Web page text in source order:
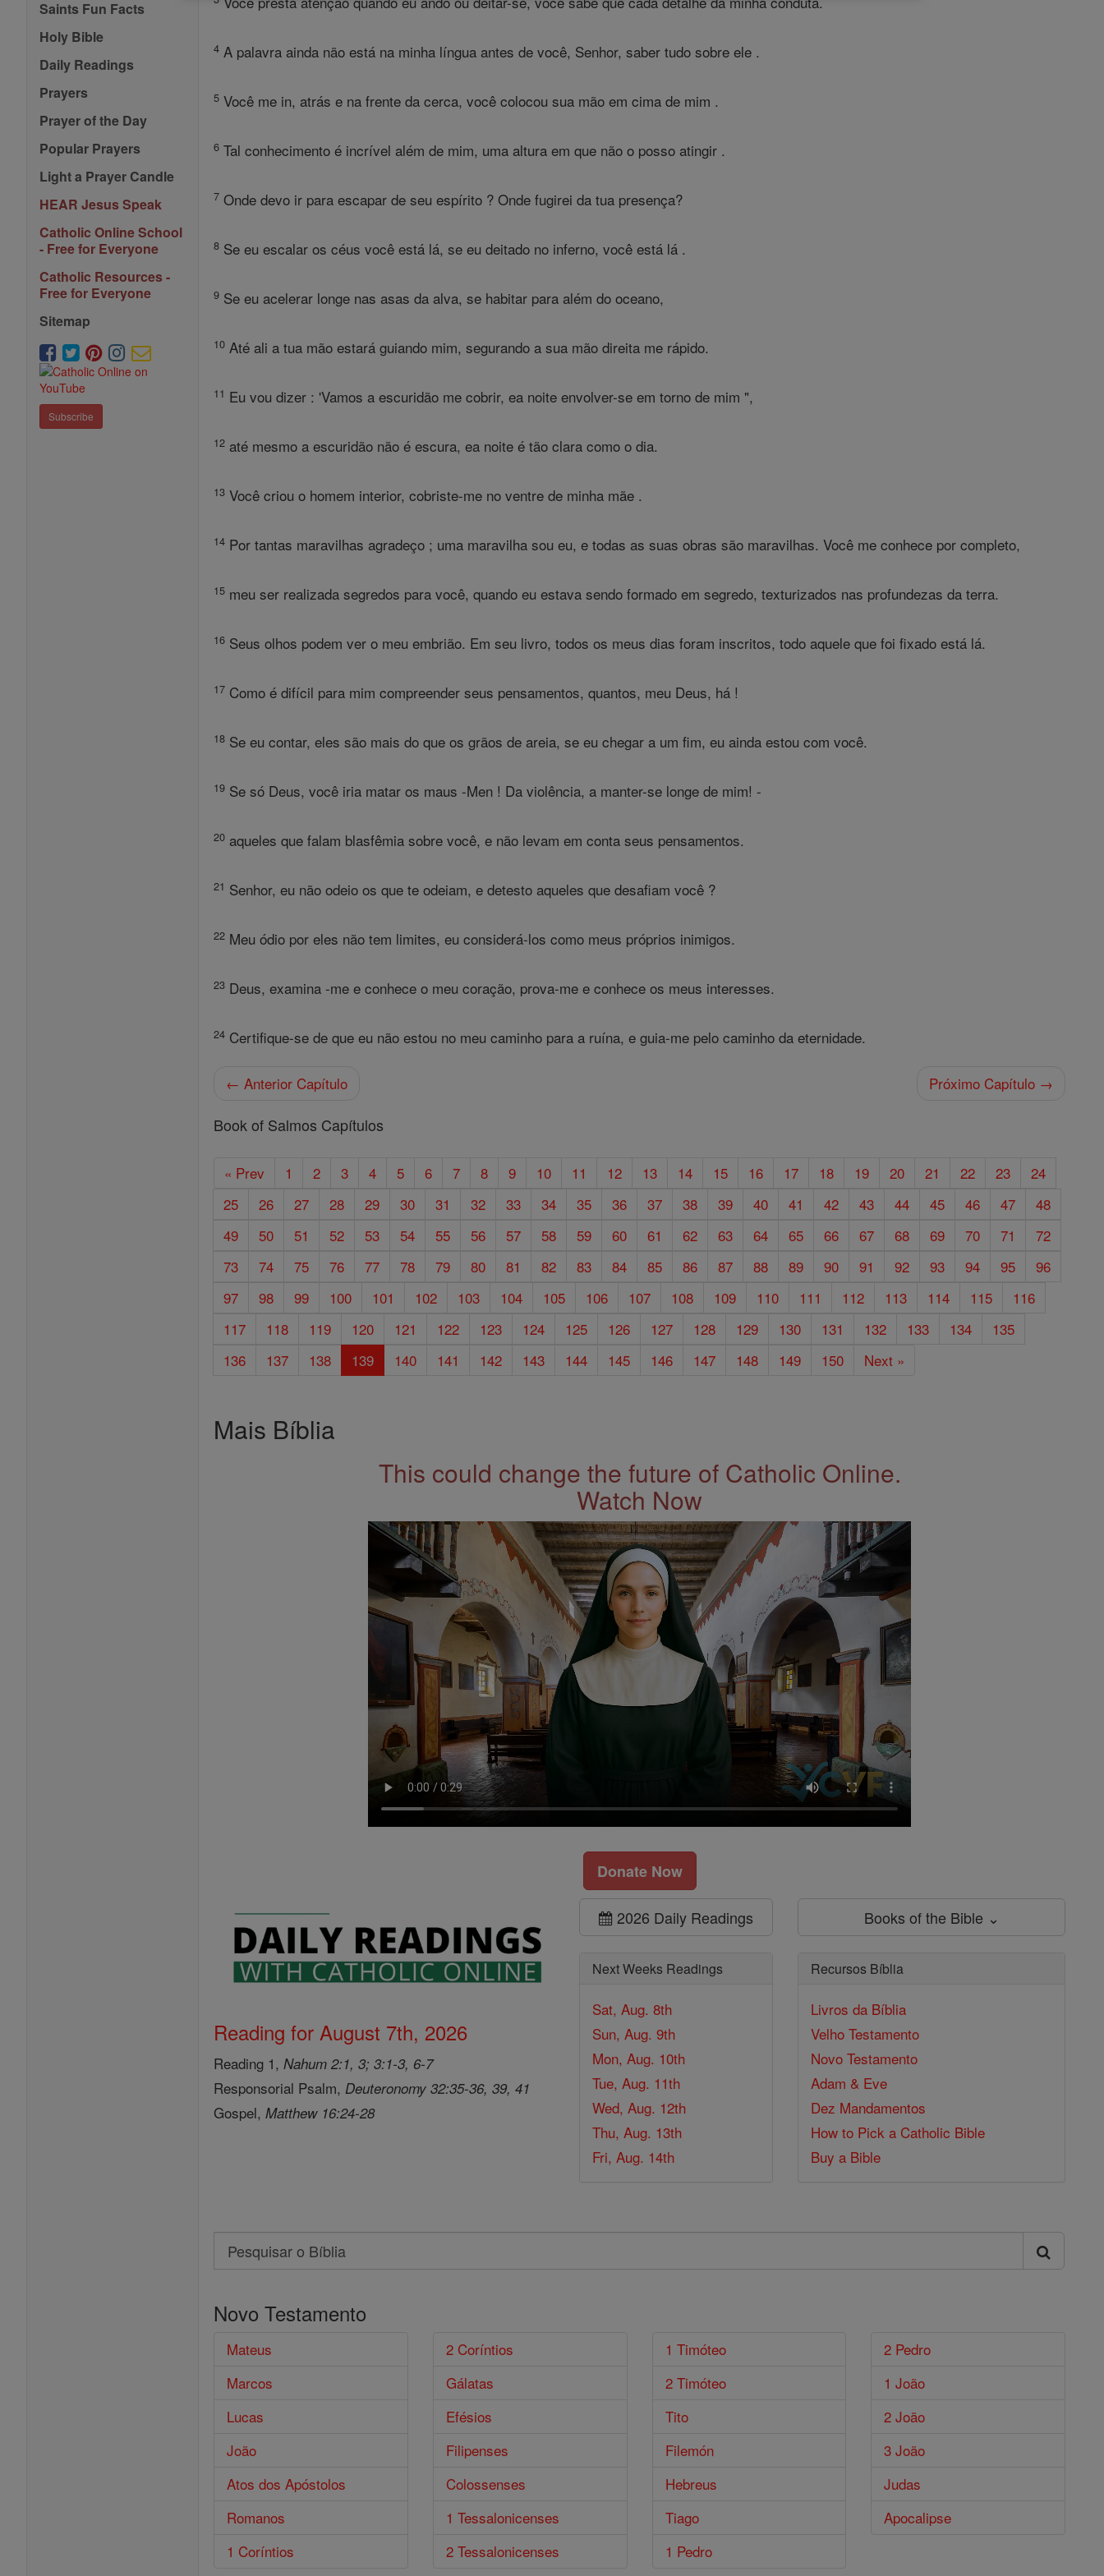
Saints Fun Facts
Holy Bible
Daily Readings
Prayers
Prayer of the Day
Popular Prayers
Light a Prayer Candle
HEAR Jesus Speak
Catholic Online School
- Free for Everyone
Catholic Resources -
Free for Everyone
Sitemap
Subscribe
4 A palavra ainda não está na minha língua antes de você, Senhor, saber tudo sobre ele .
5 Você me in, atrás e na frente da cerca, você colocou sua mão em cima de mim .
6 Tal conhecimento é incrível além de mim, uma altura em que não o posso atingir .
7 Onde devo ir para escapar de seu espírito ? Onde fugirei da tua presença?
8 Se eu escalar os céus você está lá, se eu deitado no inferno, você está lá .
9 Se eu acelerar longe nas asas da alva, se habitar para além do oceano,
10 Até ali a tua mão estará guiando mim, segurando a sua mão direita me rápido.
11 Eu vou dizer : 'Vamos a escuridão me cobrir, ea noite envolver-se em torno de mim ",
12 até mesmo a escuridão não é escura, ea noite é tão clara como o dia.
13 Você criou o homem interior, cobriste-me no ventre de minha mãe .
14 Por tantas maravilhas agradeço ; uma maravilha sou eu, e todas as suas obras são maravilhas. Você me conhece por completo,
15 meu ser realizada segredos para você, quando eu estava sendo formado em segredo, texturizados nas profundezas da terra.
16 Seus olhos podem ver o meu embrião. Em seu livro, todos os meus dias foram inscritos, todo aquele que foi fixado está lá.
17 Como é difícil para mim compreender seus pensamentos, quantos, meu Deus, há !
18 Se eu contar, eles são mais do que os grãos de areia, se eu chegar a um fim, eu ainda estou com você.
19 Se só Deus, você iria matar os maus -Men ! Da violência, a manter-se longe de mim! -
20 aqueles que falam blasfêmia sobre você, e não levam em conta seus pensamentos.
21 Senhor, eu não odeio os que te odeiam, e detesto aqueles que desafiam você ?
22 Meu ódio por eles não tem limites, eu considerá-los como meus próprios inimigos.
23 Deus, examina -me e conhece o meu coração, prova-me e conhece os meus interesses.
24 Certifique-se de que eu não estou no meu caminho para a ruína, e guia-me pelo caminho da eternidade.
← Anterior Capítulo Próximo Capítulo →
Book of Salmos Capítulos
« Prev 1 2 3 4 5 6 7 8 9 10 11 12 13 14 15 16 17 18 19 20 21 22 23
24
25
26 27 28 29 30 31 32 33 34 35 36 37 38 39 40 41 42 43 44 45 46 47
48
49
50 51 52 53 54 55 56 57 58 59 60 61 62 63 64 65 66 67 68 69 70 71
72
73
74 75 76 77 78 79 80 81 82 83 84 85 86 87 88 89 90 91 92 93 94 95
96
97
98 99 100 101 102 103 104 105 106 107 108 109 110 111 112 113 114 115
116
117
118 119 120 121 122 123 124 125 126 127 128 129 130 131 132 133 134
135
136
137 138 139 140 141 142 143 144 145 146 147 148 149 150 Next »
Mais Bíblia
This could change the future of Catholic Online.
Watch Now
Donate Now
Reading for August 7th, 2026
Reading 1,Nahum 2:1, 3; 3:1-3, 6-7
Responsorial Psalm, Deuteronomy 32:35-36, 39, 41
Gospel,Matthew 16:24-28
2026 Daily Readings
Next Weeks Readings
Sat, Aug. 8th
Sun, Aug. 9th
Mon, Aug. 10th
Tue, Aug. 11th
Wed, Aug. 12th
Thu, Aug. 13th
Fri, Aug. 14th
Books of the Bible ⌄
Recursos Bíblia
Livros da Bíblia
Velho Testamento
Novo Testamento
Adam & Eve
Dez Mandamentos
How to Pick a Catholic Bible
Buy a Bible
Search
Pesquisar
Bíblia
Novo Testamento
Mateus
Marcos
Lucas
João
Atos dos Apóstolos
Romanos
1 Coríntios
2 Coríntios
Gálatas
Efésios
Filipenses
Colossenses
1 Tessalonicenses
2 Tessalonicenses
1 Timóteo
2 Timóteo
Tito
Filemón
Hebreus
Tiago
1 Pedro
2 Pedro
1 João
2 João
3 João
Judas
Apocalipse